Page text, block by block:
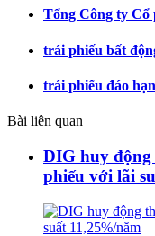
Tổng Công ty
trái phiếu bất
trái phiếu đáo hạn
Bài liên quan
DIG huy động
phiếu với lãi